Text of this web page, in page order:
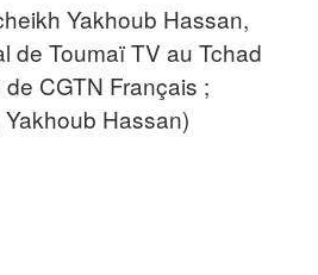
Yakhoub Hassan,
de Toumaï TV au Tchad
CGTN Français ;
Hassan)